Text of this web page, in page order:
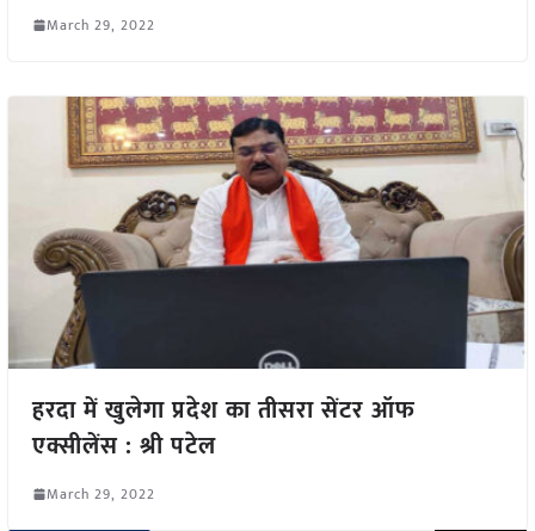
March 29, 2022
हरदा में खुलेगा प्रदेश का तीसरा सेंटर ऑफ
एक्सीलेंस : श्री पटेल
March 29, 2022